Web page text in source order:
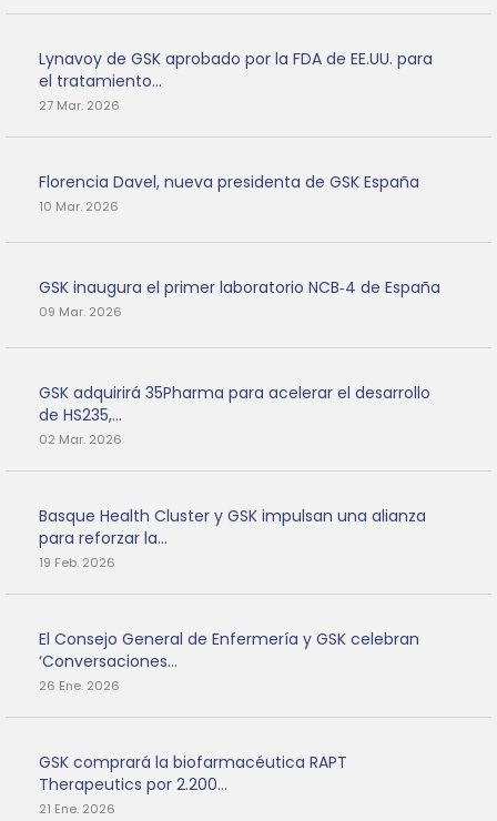
Lynavoy de GSK aprobado por la FDA de EE.UU. para
el tratamiento...
27 Mar. 2026
Florencia Davel, nueva presidenta de GSK España
10 Mar. 2026
GSK inaugura el primer laboratorio NCB‑4 de España
09 Mar. 2026
GSK adquirirá 35Pharma para acelerar el desarrollo
de HS235,...
02 Mar. 2026
Basque Health Cluster y GSK impulsan una alianza
para reforzar la...
19 Feb. 2026
El Consejo General de Enfermería y GSK celebran
‘Conversaciones...
26 Ene. 2026
GSK comprará la biofarmacéutica RAPT
Therapeutics por 2.200...
21 Ene. 2026